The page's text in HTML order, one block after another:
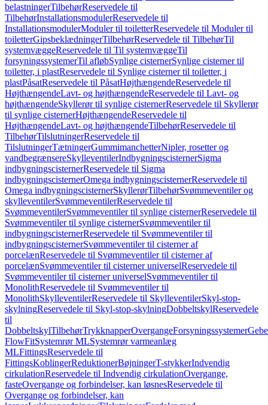
belastningerTilbehørReservedele til
TilbehørInstallationsmodulerReservedele til
InstallationsmodulerModuler til toiletterReservedele til Moduler til
toiletterGipsbeklædningerTilbehørReservedele til TilbehørTil
systemvæggeReservedele til Til systemvæggeTil
forsyningssystemerTil afløbSynlige cisternerSynlige cisterner til
toiletter, i plastReservedele til Synlige cisterner til toiletter, i
plastPåsatReservedele til PåsatHøjthængendeReservedele til
HøjthængendeLavt- og højthængendeReservedele til Lavt- og
højthængendeSkyllerør til synlige cisternerReservedele til Skyllerør
til synlige cisternerHøjthængendeReservedele til
HøjthængendeLavt- og højthængendeTilbehørReservedele til
TilbehørTilslutningerReservedele til
TilslutningerTætningerGummimanchetterNipler, rosetter og
vandbegrænsereSkylleventilerIndbygningscisternerSigma
indbygningscisternerReservedele til Sigma
indbygningscisternerOmega indbygningscisternerReservedele til
Omega indbygningscisternerSkyllerørTilbehørSvømmeventiler og
skylleventilerSvømmeventilerReservedele til
SvømmeventilerSvømmeventiler til synlige cisternerReservedele til
Svømmeventiler til synlige cisternerSvømmeventiler til
indbygningscisternerReservedele til Svømmeventiler til
indbygningscisternerSvømmeventiler til cisterner af
porcelænReservedele til Svømmeventiler til cisterner af
porcelænSvømmeventiler til cisterner universelReservedele til
Svømmeventiler til cisterner universelSvømmeventiler til
MonolithReservedele til Svømmeventiler til
MonolithSkylleventilerReservedele til SkylleventilerSkyl-stop-
skylningReservedele til Skyl-stop-skylningDobbeltskylReservedele
til
DobbeltskylTilbehørTrykknapperOvergangeForsyningssystemer
FlowFitSystemrør MLSystemrør varmeanlæg
MLFittingsReservedele til
FittingsKoblingerReduktionerBøjningerT-stykkerIndvendig
cirkulationReservedele til Indvendig cirkulationOvergange,
fasteOvergange og forbindelser, kan løsnesReservedele til
Overgange og forbindelser, kan